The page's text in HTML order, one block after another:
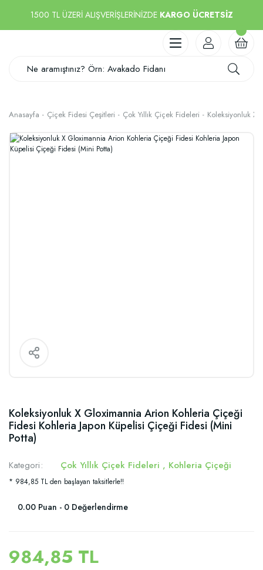
1500 TL ÜZERİ ALIŞVERİŞLERİNİZDE KARGO ÜCRETSİZ
Anasayfa Çiçek Fidesi Çeşitleri Çok Yıllık Çiçek Fideleri Koleksiyonluk X
Koleksiyonluk X Gloximannia Arion Kohleria Çiçeği
Fidesi Kohleria Japon Küpelisi Çiçeği Fidesi (Mini
Potta)
Kategori Çok Yıllık Çiçek Fideleri , Kohleria Çiçeği
* 984,85 TL den başlayan taksitlerle!!
0.00 Puan - 0 Değerlendirme
984,85 TL